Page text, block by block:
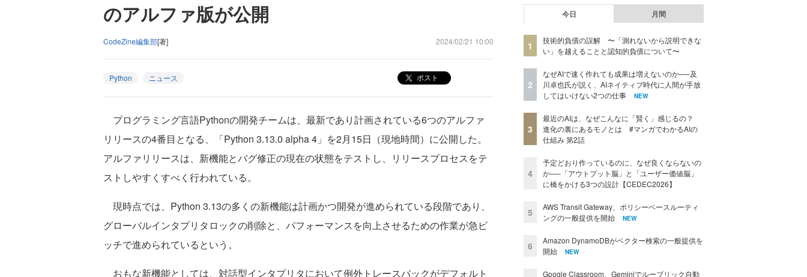
のアルファ版が公開
CodeZine編集部[著] 2024/02/21 10:00
Python ニュース ポスト
プログラミング言語Pythonの開発チームは、最新であり計画されている6つのアルファ
リリースの4番目となる、「Python 3.13.0 alpha 4」を2月15日（現地時間）に公開した。
アルファリリースは、新機能とバグ修正の現在の状態をテストし、リリースプロセスをテ
ストしやすくすべく行われている。
現時点では、Python 3.13の多くの新機能は計画かつ開発が進められている段階であり、
グローバルインタプリタロックの削除と、パフォーマンスを向上させるための作業が急ピ
ッチで進められているという。
おもな新機能としては、対話型インタプリタにおいて例外トレースバックがデフォルト
今日 月間
1
技術的負債の誤解 〜「測れないから説明できな
い」を越えることと認知的負債について〜
2
なぜAIで速く作れても成果は増えないのか──及
川卓也氏が説く、AIネイティブ時代に人間が手放
してはいけない2つの仕事
NEW
3
最近のAIは、なぜこんなに「賢く」感じるの？
進化の裏にあるモノとは #マンガでわかるAIの
仕組み 第2話
4
予定どおり作っているのに、なぜ良くならないの
か──「アウトプット脳」と「ユーザー価値脳」
に橋をかける3つの設計【CEDEC2026】
5
AWS Transit Gateway、ポリシーベースルーティ
ングの一般提供を開始
NEW
6
Amazon DynamoDBがベクター検索の一般提供を
開始
NEW
Google Classroom、Geminiでルーブリック自動